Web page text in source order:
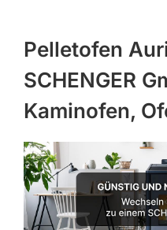
UNTERNEHMEN
PROFIL
WARENKORB
PRODUCTS
SEARCH
Pelletofen
SCHENGER
Kaminofen,